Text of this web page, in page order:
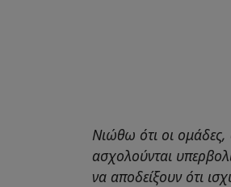
Νιώθω ότι οι ομάδες,
ασχολούνται
να αποδείξουν ότι